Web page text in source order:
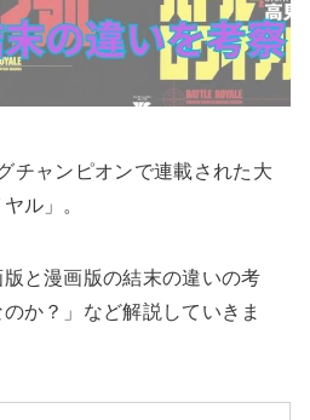
チャンピオンで連載された大
ル」。
と漫画版の結末の違いの考
か？」など解説していきま